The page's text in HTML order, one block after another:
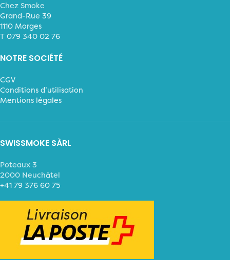
Chez Smoke
Grand-Rue 39
1110 Morges
T 079 340 02 76
NOTRE SOCIÉTÉ
CGV
Conditions d’utilisation
Mentions légales
SWISSMOKE SÀRL
Poteaux 3
2000 Neuchâtel
+41 79 376 60 75